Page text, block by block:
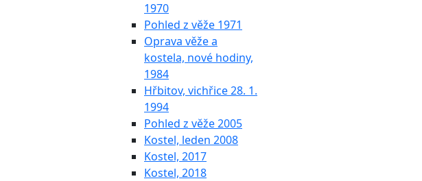
1970
Pohled z věže 1971
Oprava věže a
kostela, nové hodiny,
1984
Hřbitov, vichřice 28. 1.
1994
Pohled z věže 2005
Kostel, leden 2008
Kostel, 2017
Kostel, 2018